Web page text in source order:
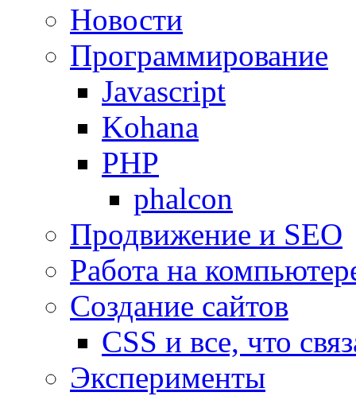
Новости
Программирование
Javascript
Kohana
PHP
phalcon
Продвижение и SEO
Работа на
Создание сайтов
CSS и все, что
Эксперименты